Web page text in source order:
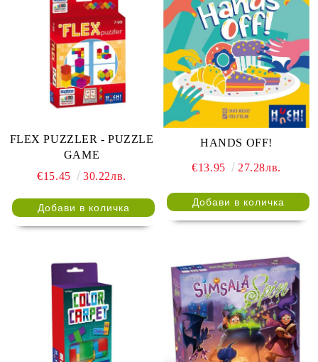
FLEX PUZZLER - PUZZLE
GAME
€15.45
30.22лв.
HANDS OFF!
€13.95 27.28лв.